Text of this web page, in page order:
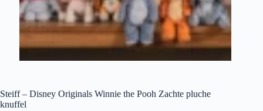
Steiff – Disney Originals Winnie the Pooh Zachte pluche
knuffel